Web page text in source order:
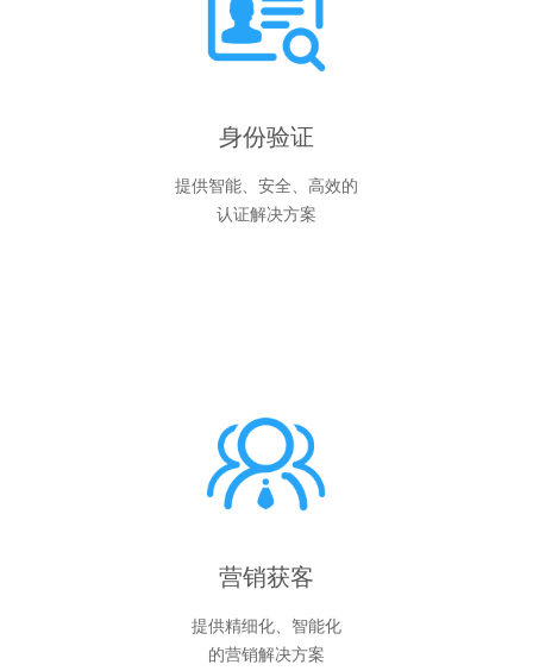
身份验证
提供智能、安全、高效的
认证解决方案
营销获客
提供精细化、智能化
的营销解决方案